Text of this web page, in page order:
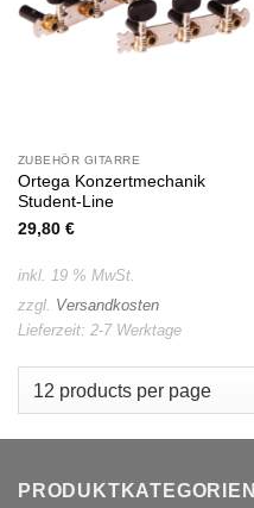
ZUBEHÖR GITARRE
Ortega Konzertmechanik
Student-Line
29,80 €
inkl. 19 % MwSt.
zzgl. Versandkosten
Lieferzeit: 2-7 Werktage
PRODUKTKATEGORIEN